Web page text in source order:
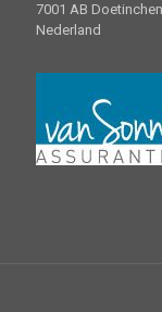
7001 AB
Nederland